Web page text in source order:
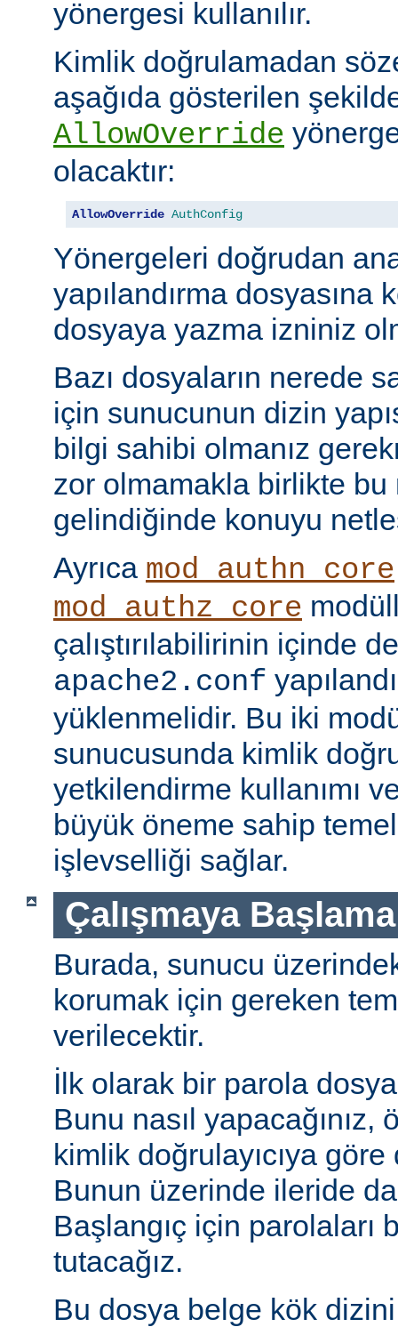
yönergesi kullanılır.
Kimlik doğrulamadan
aşağıda gösterilen
AllowOverride
olacaktır:
AllowOverride AuthConfig
Yönergeleri doğrudan
yapılandırma dosyasına
dosyaya yazma izniniz
Bazı dosyaların nerede
için sunucunun dizin
bilgi sahibi olmanız
zor olmamakla birlikte bu
gelindiğinde konuyu
Ayrıca mod_authn_core
mod_authz_core
çalıştırılabilirinin içinde
apache2.conf
yüklenmelidir. Bu iki
sunucusunda kimlik
yetkilendirme kullanımı
büyük öneme sahip
işlevselliği sağlar.
Çalışmaya Başlama
Burada, sunucu
korumak için gereken
verilecektir.
İlk olarak bir parola
Bunu nasıl
kimlik doğrulayıcıya
Bunun üzerinde ileride
Başlangıç için parolaları
tutacağız.
Bu dosya belge kök dizini